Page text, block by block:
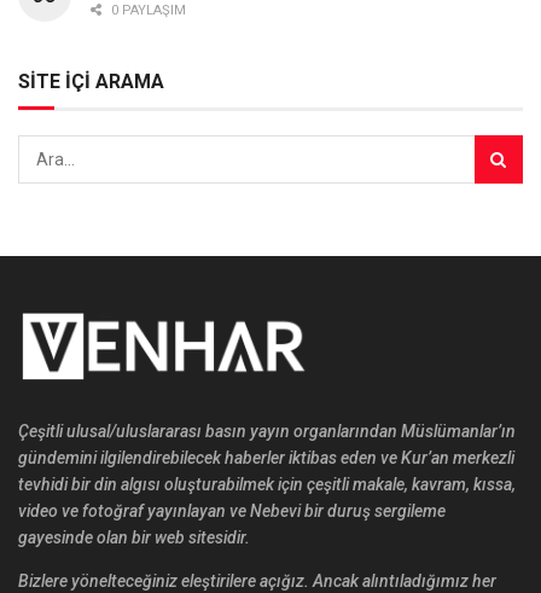
0 PAYLAŞIM
SİTE İÇİ ARAMA
Çeşitli ulusal/uluslararası basın yayın organlarından Müslümanlar’ın
gündemini ilgilendirebilecek haberler iktibas eden ve Kur’an merkezli
tevhidi bir din algısı oluşturabilmek için çeşitli makale, kavram, kıssa,
video ve fotoğraf yayınlayan ve Nebevi bir duruş sergileme
gayesinde olan bir web sitesidir.
Bizlere yönelteceğiniz eleştirilere açığız. Ancak alıntıladığımız her